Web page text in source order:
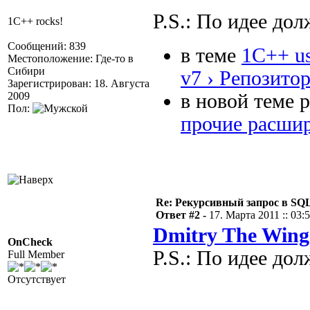
1C++ rocks!
Сообщений: 839
Местоположение: Где-то в
Сибири
Зарегистрирован: 18. Августа
2009
Пол:
P.S.: По идее
в теме 1С++
v7 ›
в новой теме
прочие
OnCheck
Full Member
Отсутствует
Re: Рекурсивный запрос в
Ответ #2 - 17. Марта 2011 ::
Dmitry The
P.S.: По идее